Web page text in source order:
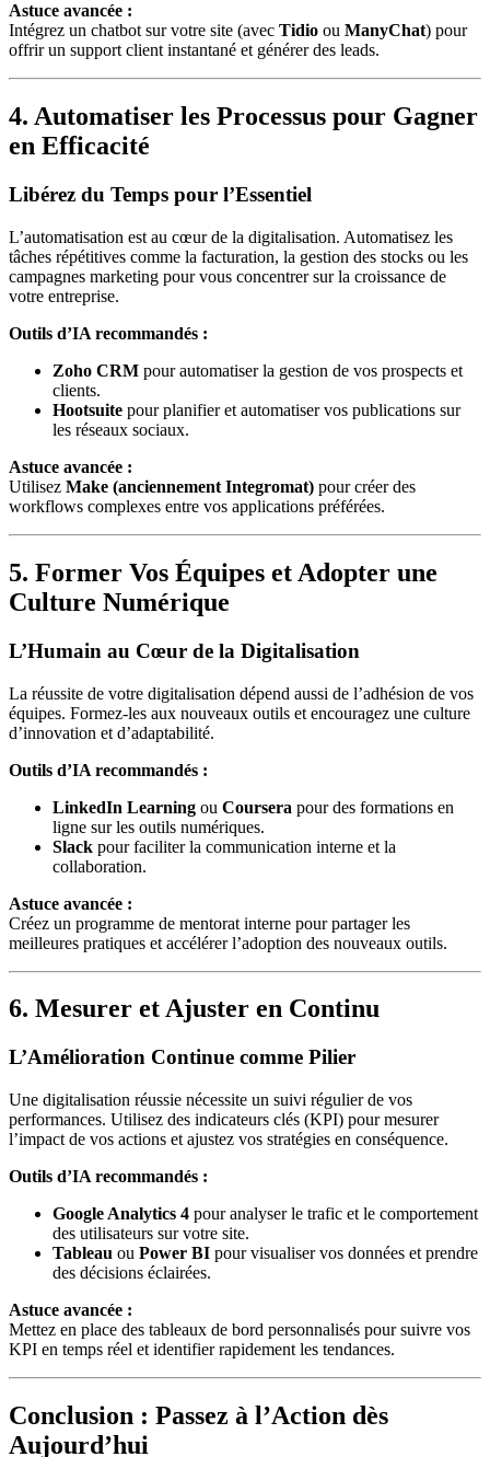
Astuce avancée :
Intégrez un chatbot sur votre site (avec Tidio ou ManyChat) pour
offrir un support client instantané et générer des leads.
4. Automatiser les Processus pour Gagner
en Efficacité
Libérez du Temps pour l’Essentiel
L’automatisation est au cœur de la digitalisation. Automatisez les
tâches répétitives comme la facturation, la gestion des stocks ou les
campagnes marketing pour vous concentrer sur la croissance de
votre entreprise.
Outils d’IA recommandés :
Zoho CRM pour automatiser la gestion de vos prospects et
clients.
Hootsuite pour planifier et automatiser vos publications sur
les réseaux sociaux.
Astuce avancée :
Utilisez Make (anciennement Integromat) pour créer des
workflows complexes entre vos applications préférées.
5. Former Vos Équipes et Adopter une
Culture Numérique
L’Humain au Cœur de la Digitalisation
La réussite de votre digitalisation dépend aussi de l’adhésion de vos
équipes. Formez-les aux nouveaux outils et encouragez une culture
d’innovation et d’adaptabilité.
Outils d’IA recommandés :
LinkedIn Learning ou Coursera pour des formations en
ligne sur les outils numériques.
Slack pour faciliter la communication interne et la
collaboration.
Astuce avancée :
Créez un programme de mentorat interne pour partager les
meilleures pratiques et accélérer l’adoption des nouveaux outils.
6. Mesurer et Ajuster en Continu
L’Amélioration Continue comme Pilier
Une digitalisation réussie nécessite un suivi régulier de vos
performances. Utilisez des indicateurs clés (KPI) pour mesurer
l’impact de vos actions et ajustez vos stratégies en conséquence.
Outils d’IA recommandés :
Google Analytics 4 pour analyser le trafic et le comportement
des utilisateurs sur votre site.
Tableau ou Power BI pour visualiser vos données et prendre
des décisions éclairées.
Astuce avancée :
Mettez en place des tableaux de bord personnalisés pour suivre vos
KPI en temps réel et identifier rapidement les tendances.
Conclusion : Passez à l’Action dès
Aujourd’hui